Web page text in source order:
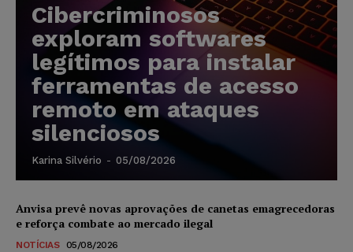
Cibercriminosos
exploram softwares
legítimos para instalar
ferramentas de acesso
remoto em ataques
silenciosos
Karina Silvério - 05/08/2026
Anvisa prevê novas aprovações de canetas emagrecedoras
e reforça combate ao mercado ilegal
NOTÍCIAS 05/08/2026